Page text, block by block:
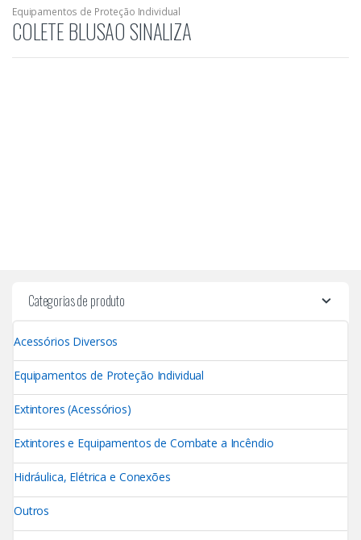
Equipamentos de Proteção Individual
COLETE BLUSAO SINALIZA
Categorias de produto
Acessórios Diversos
Equipamentos de Proteção Individual
Extintores (Acessórios)
Extintores e Equipamentos de Combate a Incêndio
Hidráulica, Elétrica e Conexões
Outros